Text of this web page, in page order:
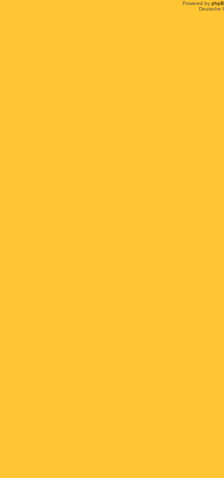
Powered by
Deutsche